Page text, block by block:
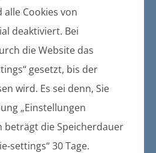
Cookies von
deaktiviert. Bei
die Website das
gesetzt, bis der
wird. Es sei denn, Sie
„Einstellungen
beträgt die Speicherdauer
settings“ 30 Tage.
und
des
Nr. 1
Gemeinde
über den
der